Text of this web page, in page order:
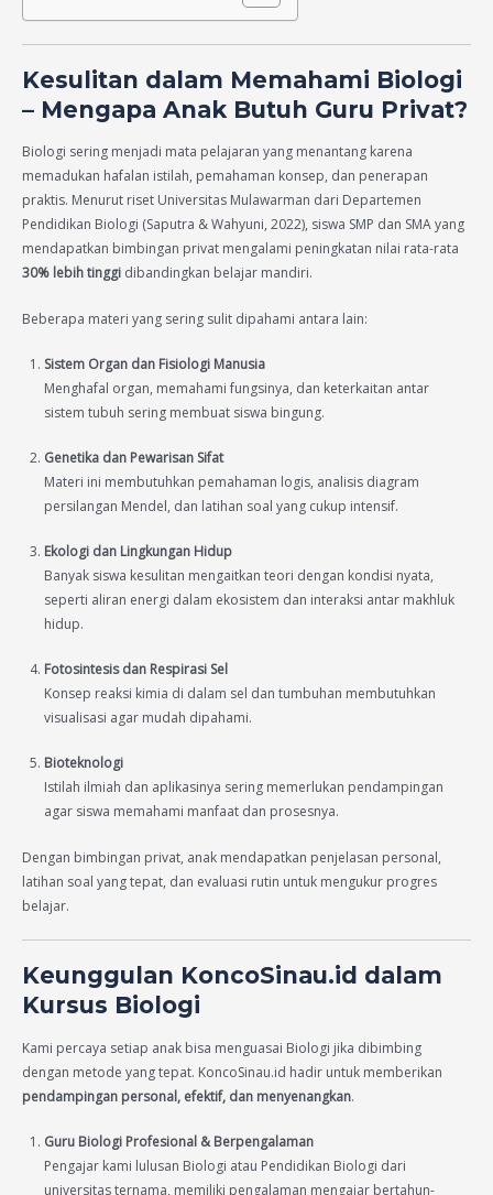
Kesulitan dalam Memahami Biologi
– Mengapa Anak Butuh Guru Privat?
Biologi sering menjadi mata pelajaran yang menantang karena
memadukan hafalan istilah, pemahaman konsep, dan penerapan
praktis. Menurut riset Universitas Mulawarman dari Departemen
Pendidikan Biologi (Saputra & Wahyuni, 2022), siswa SMP dan SMA yang
mendapatkan bimbingan privat mengalami peningkatan nilai rata-rata
30% lebih tinggi dibandingkan belajar mandiri.
Beberapa materi yang sering sulit dipahami antara lain:
Sistem Organ dan Fisiologi Manusia
Menghafal organ, memahami fungsinya, dan keterkaitan antar
sistem tubuh sering membuat siswa bingung.
Genetika dan Pewarisan Sifat
Materi ini membutuhkan pemahaman logis, analisis diagram
persilangan Mendel, dan latihan soal yang cukup intensif.
Ekologi dan Lingkungan Hidup
Banyak siswa kesulitan mengaitkan teori dengan kondisi nyata,
seperti aliran energi dalam ekosistem dan interaksi antar makhluk
hidup.
Fotosintesis dan Respirasi Sel
Konsep reaksi kimia di dalam sel dan tumbuhan membutuhkan
visualisasi agar mudah dipahami.
Bioteknologi
Istilah ilmiah dan aplikasinya sering memerlukan pendampingan
agar siswa memahami manfaat dan prosesnya.
Dengan bimbingan privat, anak mendapatkan penjelasan personal,
latihan soal yang tepat, dan evaluasi rutin untuk mengukur progres
belajar.
Keunggulan KoncoSinau.id dalam
Kursus Biologi
Kami percaya setiap anak bisa menguasai Biologi jika dibimbing
dengan metode yang tepat. KoncoSinau.id hadir untuk memberikan
pendampingan personal, efektif, dan menyenangkan.
Guru Biologi Profesional & Berpengalaman
Pengajar kami lulusan Biologi atau Pendidikan Biologi dari
universitas ternama, memiliki pengalaman mengajar bertahun-